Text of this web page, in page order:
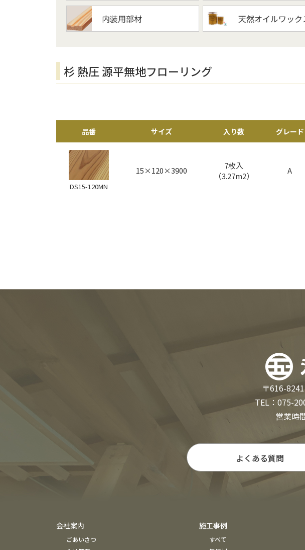
内装用部材 天然オイルワック
杉 熱圧 源平無地フローリング
品番 サイズ 入り数 グレード
DS15-120MN
15×120×3900
7枚入
（3.27m2）
A
〒616-
TEL：075-
営業
よくある質問
会社案内
ごあいさつ
施工事例
すべて